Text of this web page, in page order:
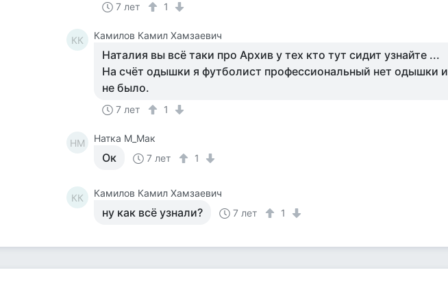
7 лет 1
КК Камилов Камил Хамзаевич
Наталия вы всё таки про Архив у тех кто тут сидит узнайте ...
На счёт одышки я футболист профессиональный нет одышки и
не было.
7 лет 1
НМ Натка М_Мак
Ок 7 лет 1
КК Камилов Камил Хамзаевич
ну как всё узнали? 7 лет 1